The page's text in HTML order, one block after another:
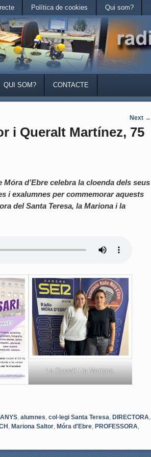
Política de cookies Qui som?
QUI SOM? CONTACTE
Next →
i Queralt Martínez, 75
d’Ebre celebra la cloenda dels seus
i exalumnes per commemorar aquests
del Santa Teresa, la Mariona i la
La Queralt i la Mariona.
, alumnes, col·legi Santa Teresa, DIRECTORA,
, Mariona Saltor, Móra d'Ebre, PROFESSORA,